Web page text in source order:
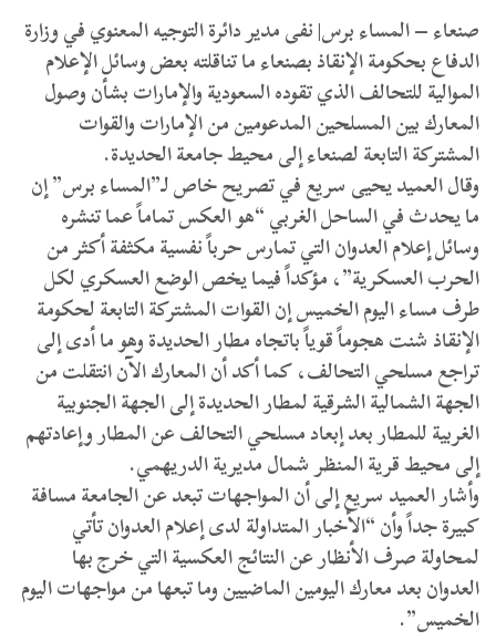
صنعاء – المساء برس| نفى مدير دائرة التوجيه المعنوي في وزارة
الدفاع بحكومة الإنقاذ بصنعاء ما تناقلته بعض وسائل الإعلام
الموالية للتحالف الذي تقوده السعودية والإمارات بشأن وصول
المعارك بين المسلحين المدعومين من الإمارات والقوات
المشتركة التابعة لصنعاء إلى محيط جامعة الحديدة.
وقال العميد يحيى سريع في تصريح خاص لـ”المساء برس” إن
ما يحدث في الساحل الغربي “هو العكس تماماً عما تنشره
وسائل إعلام العدوان التي تمارس حرباً نفسية مكثفة أكثر من
الحرب العسكرية”، مؤكداً فيما يخص الوضع العسكري لكل
طرف مساء اليوم الخميس إن القوات المشتركة التابعة لحكومة
الإنقاذ شنت هجوماً قوياً باتجاه مطار الحديدة وهو ما أدى إلى
تراجع مسلحي التحالف، كما أكد أن المعارك الآن انتقلت من
الجهة الشمالية الشرقية لمطار الحديدة إلى الجهة الجنوبية
الغربية للمطار بعد إبعاد مسلحي التحالف عن المطار وإعادتهم
إلى محيط قرية المنظر شمال مديرية الدريهمي.
وأشار العميد سريع إلى أن المواجهات تبعد عن الجامعة مسافة
كبيرة جداً وأن “الأخبار المتداولة لدى إعلام العدوان تأتي
لمحاولة صرف الأنظار عن النتائج العكسية التي خرج بها
العدوان بعد معارك اليومين الماضيين وما تبعها من مواجهات اليوم
الخميس”.